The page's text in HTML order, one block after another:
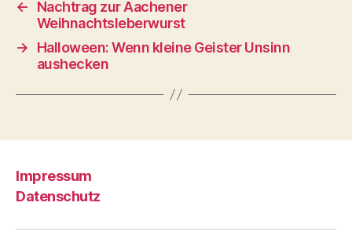
←
Nachtrag zur Aachener
Weihnachtsleberwurst
→
Halloween: Wenn kleine Geister Unsinn
aushecken
Impressum
Datenschutz